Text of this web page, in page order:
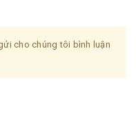
cho chúng tôi bình luận